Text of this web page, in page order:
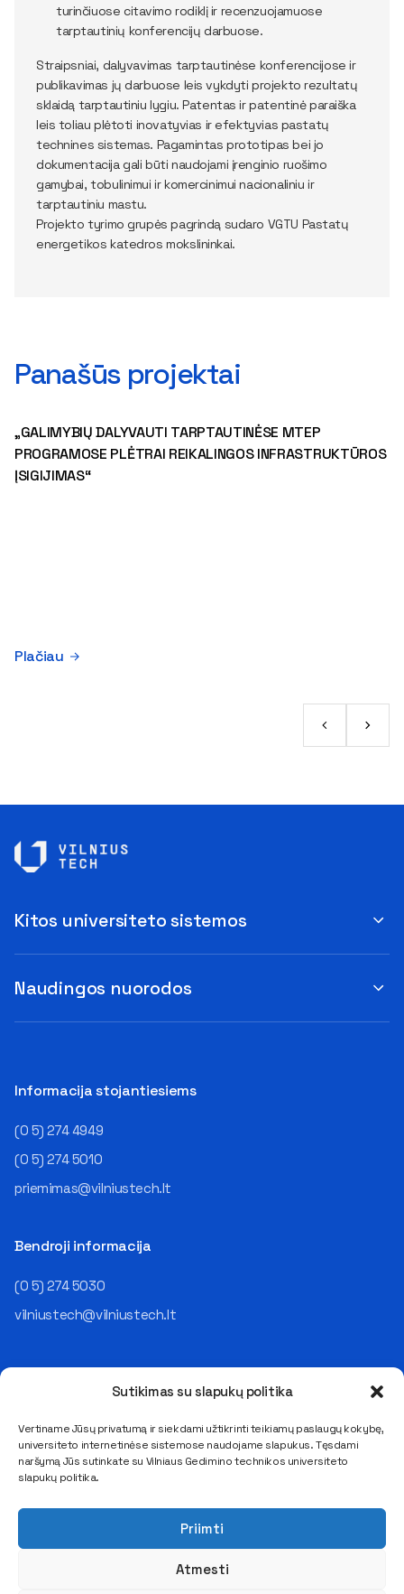
Sutikimas su slapukų politika
Vertiname Jūsų privatumą ir siekdami užtikrinti teikiamų paslaugų kokybę,
universiteto internetinėse sistemose naudojame slapukus. Tęsdami
naršymą Jūs sutinkate su Vilniaus Gedimino technikos universiteto
slapukų politika.
Priimti
Atmesti
turinčiuose citavimo rodiklį ir recenzuojamuose
tarptautinių konferencijų darbuose.
Straipsniai, dalyvavimas tarptautinėse konferencijose ir
publikavimas jų darbuose leis vykdyti projekto rezultatų
sklaidą tarptautiniu lygiu. Patentas ir patentinė paraiška
leis toliau plėtoti inovatyvias ir efektyvias pastatų
technines sistemas. Pagamintas prototipas bei jo
dokumentacija gali būti naudojami įrenginio ruošimo
gamybai, tobulinimui ir komercinimui nacionaliniu ir
tarptautiniu mastu.
Projekto tyrimo grupės pagrindą sudaro VGTU Pastatų
energetikos katedros mokslininkai.
Panašūs projektai
„GALIMYBIŲ DALYVAUTI TARPTAUTINĖSE MTEP
PROGRAMOSE PLĖTRAI REIKALINGOS INFRASTRUKTŪROS
ĮSIGIJIMAS“
Plačiau
Informacija stojantiesiems
(0 5) 274 4949
(0 5) 274 5010
priemimas@vilniustech.lt
Bendroji informacija
(0 5) 274 5030
vilniustech@vilniustech.lt
Naudingos nuorodos
Kitos universiteto sistemos
Saulėtekio al. 11, LT-10223 Vilnius
E. pristatymo dėžutės adresas 111950243
Kodas 111950243, PVM mokėtojo kodas LT119502413